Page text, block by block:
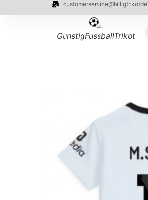
customerservice@billigtrikotde
GunstigFussballTrikot